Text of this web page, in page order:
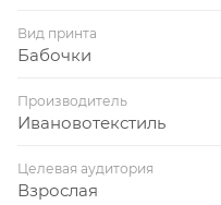
Вид принта
Бабочки
Производитель
Ивановотекстиль
Целевая аудитория
Взрослая